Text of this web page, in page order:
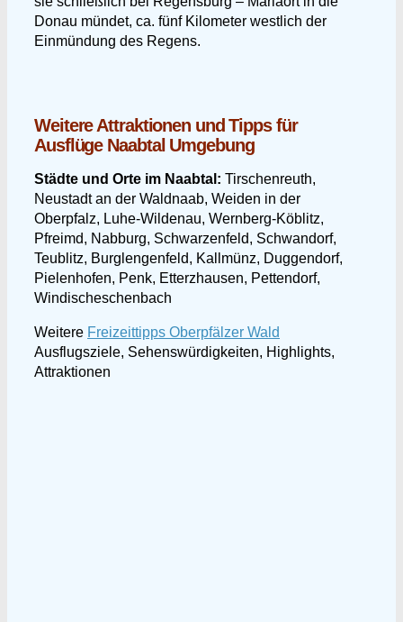
Donau mündet, ca. fünf Kilometer westlich der
Einmündung des Regens.
Weitere Attraktionen und Tipps für
Ausflüge Naabtal Umgebung
Städte und Orte im Naabtal: Tirschenreuth,
Neustadt an der Waldnaab, Weiden in der
Oberpfalz, Luhe-Wildenau, Wernberg-Köblitz,
Pfreimd, Nabburg, Schwarzenfeld, Schwandorf,
Teublitz, Burglengenfeld, Kallmünz, Duggendorf,
Pielenhofen, Penk, Etterzhausen, Pettendorf,
Windischeschenbach
Weitere Freizeittipps Oberpfälzer Wald
Ausflugsziele, Sehenswürdigkeiten, Highlights,
Attraktionen